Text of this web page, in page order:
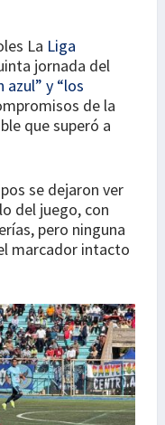
La Liga
jornada del
azul” y “los
de la
que superó a
se dejaron ver
del juego, con
pero ninguna
marcador intacto